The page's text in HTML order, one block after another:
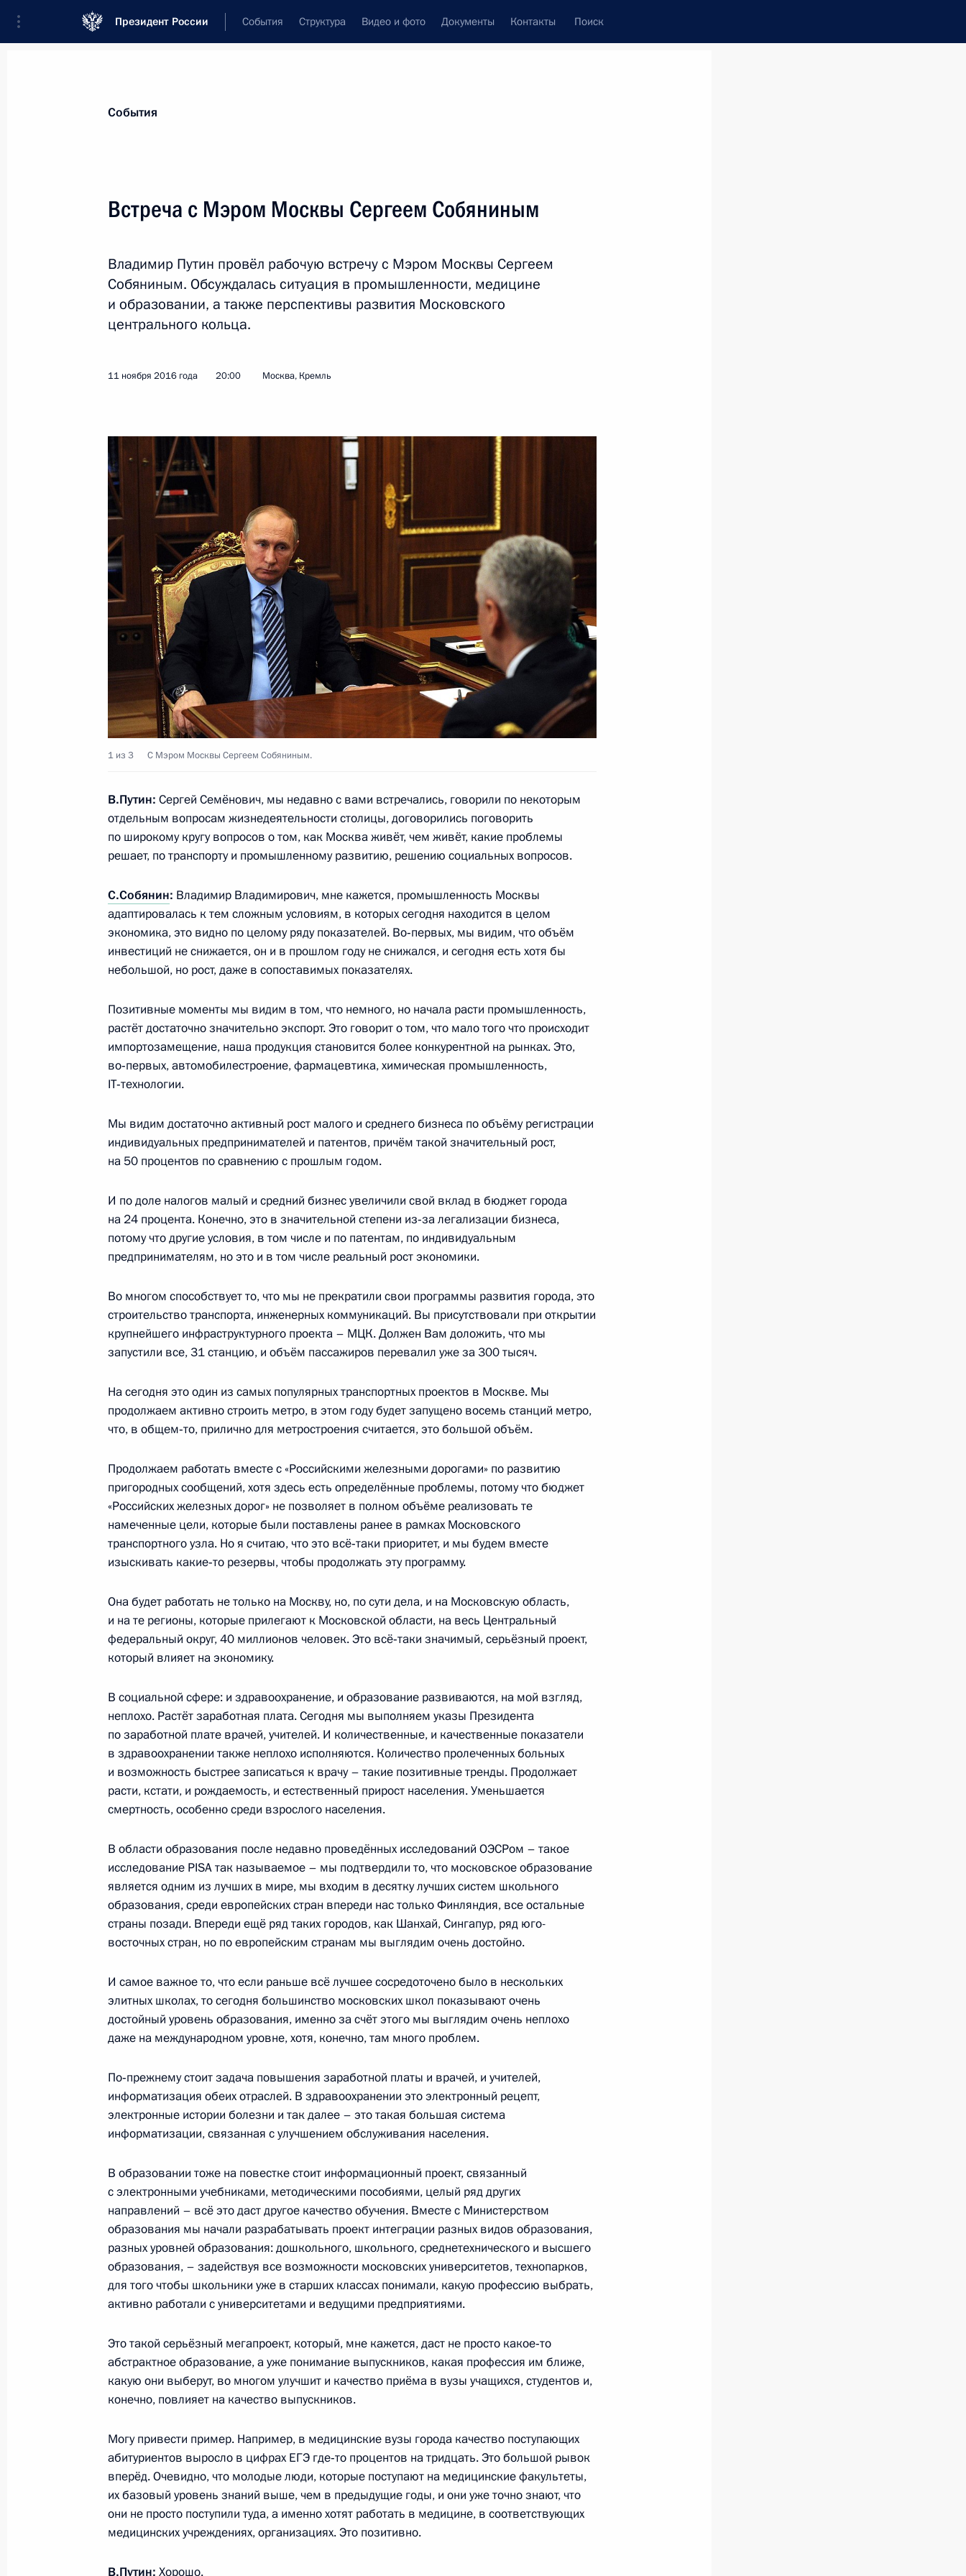
Президент России События Структура Видео и фото Документы Контакты Поиск
Лента событий Подписаться на ленту
Совещание с членами Правительства
4 июня 2019 года, 17:00
Встреча с мэром Москвы Сергеем Собяниным
22 октября 2018 года, 17:00
Инаугурация мэра Москвы
18 сентября 2018 года, 13:15
Рабочая встреча с мэром Москвы Сергеем Собяниным
Посещение павильона «Космос» на ВДНХ
Встреча с мэром Москвы Сергеем Собяниным и главой РЖД
Олегом Белозёровым
Заседание президиума Совета по противодействию коррупции
27 октября 2017 года, 17:00
Заседание президиума Госсовета по вопросам комплексного
развития пассажирских перевозок
Заседание Совета по стратегическому развитию и приоритетным
проектам
5 июля 2017 года, 15:30
Совместное заседание Госсовета и Комиссии по мониторингу
развития
4 мая 2017 года, 14:45
Встреча с мэром Москвы Сергеем Собяниным
21 февраля 2017 года, 15:15
11 ноября 2016 года, 20:00
Открытие Московского центрального кольца
10 сентября 2016 года, 12:30
Встреча с Сергеем Собяниным и Владимиром Мединским
Перечень поручений по вопросам сохранения Новодевичьего
монастыря
24 мая 2016 года, 14:00
15 апреля 2016 года, 14:45
Заседание президиума Госсовета по вопросам безопасности
14 марта 2016 года, 17:30
Президента в Центральном федеральном округе и Общественной
палаты ЦФО
17 февраля 2016 года, 15:00
Расширенное заседание Коллегии Федеральной налоговой
службы
Рабочая встреча с мэром Москвы Сергеем Собяниным
4 августа Владимир Путин посетит ВДНХ
3 августа 2015 года, 15:00
События
Встреча с Мэром Москвы Сергеем Собяниным
Владимир Путин провёл рабочую встречу с Мэром Москвы Сергеем
Собяниным. Обсуждалась ситуация в промышленности, медицине
и образовании, а также перспективы развития Московского
центрального кольца.
11 ноября 2016 года 20:00 Москва, Кремль
1 из 3 С Мэром Москвы Сергеем Собяниным.
В.Путин: Сергей Семёнович, мы недавно с вами встречались, говорили по некоторым
отдельным вопросам жизнедеятельности столицы, договорились поговорить
по широкому кругу вопросов о том, как Москва живёт, чем живёт, какие проблемы
решает, по транспорту и промышленному развитию, решению социальных вопросов.
С.Собянин: Владимир Владимирович, мне кажется, промышленность Москвы
адаптировалась к тем сложным условиям, в которых сегодня находится в целом
экономика, это видно по целому ряду показателей. Во‑первых, мы видим, что объём
инвестиций не снижается, он и в прошлом году не снижался, и сегодня есть хотя бы
небольшой, но рост, даже в сопоставимых показателях.
Позитивные моменты мы видим в том, что немного, но начала расти промышленность,
растёт достаточно значительно экспорт. Это говорит о том, что мало того что происходит
импортозамещение, наша продукция становится более конкурентной на рынках. Это,
во‑первых, автомобилестроение, фармацевтика, химическая промышленность,
IT‑технологии.
Мы видим достаточно активный рост малого и среднего бизнеса по объёму регистрации
индивидуальных предпринимателей и патентов, причём такой значительный рост,
на 50 процентов по сравнению с прошлым годом.
И по доле налогов малый и средний бизнес увеличили свой вклад в бюджет города
на 24 процента. Конечно, это в значительной степени из‑за легализации бизнеса,
потому что другие условия, в том числе и по патентам, по индивидуальным
предпринимателям, но это и в том числе реальный рост экономики.
Во многом способствует то, что мы не прекратили свои программы развития города, это
строительство транспорта, инженерных коммуникаций. Вы присутствовали при открытии
крупнейшего инфраструктурного проекта – МЦК. Должен Вам доложить, что мы
запустили все, 31 станцию, и объём пассажиров перевалил уже за 300 тысяч.
На сегодня это один из самых популярных транспортных проектов в Москве. Мы
продолжаем активно строить метро, в этом году будет запущено восемь станций метро,
что, в общем‑то, прилично для метростроения считается, это большой объём.
Продолжаем работать вместе с «Российскими железными дорогами» по развитию
пригородных сообщений, хотя здесь есть определённые проблемы, потому что бюджет
«Российских железных дорог» не позволяет в полном объёме реализовать те
намеченные цели, которые были поставлены ранее в рамках Московского
транспортного узла. Но я считаю, что это всё‑таки приоритет, и мы будем вместе
изыскивать какие‑то резервы, чтобы продолжать эту программу.
Она будет работать не только на Москву, но, по сути дела, и на Московскую область,
и на те регионы, которые прилегают к Московской области, на весь Центральный
федеральный округ, 40 миллионов человек. Это всё‑таки значимый, серьёзный проект,
который влияет на экономику.
В социальной сфере: и здравоохранение, и образование развиваются, на мой взгляд,
неплохо. Растёт заработная плата. Сегодня мы выполняем указы Президента
по заработной плате врачей, учителей. И количественные, и качественные показатели
в здравоохранении также неплохо исполняются. Количество пролеченных больных
и возможность быстрее записаться к врачу – такие позитивные тренды. Продолжает
расти, кстати, и рождаемость, и естественный прирост населения. Уменьшается
смертность, особенно среди взрослого населения.
В области образования после недавно проведённых исследований ОЭСРом – такое
исследование PISA так называемое – мы подтвердили то, что московское образование
является одним из лучших в мире, мы входим в десятку лучших систем школьного
образования, среди европейских стран впереди нас только Финляндия, все остальные
страны позади. Впереди ещё ряд таких городов, как Шанхай, Сингапур, ряд юго-
восточных стран, но по европейским странам мы выглядим очень достойно.
И самое важное то, что если раньше всё лучшее сосредоточено было в нескольких
элитных школах, то сегодня большинство московских школ показывают очень
достойный уровень образования, именно за счёт этого мы выглядим очень неплохо
даже на международном уровне, хотя, конечно, там много проблем.
По‑прежнему стоит задача повышения заработной платы и врачей, и учителей,
информатизация обеих отраслей. В здравоохранении это электронный рецепт,
электронные истории болезни и так далее – это такая большая система
информатизации, связанная с улучшением обслуживания населения.
В образовании тоже на повестке стоит информационный проект, связанный
с электронными учебниками, методическими пособиями, целый ряд других
направлений – всё это даст другое качество обучения. Вместе с Министерством
образования мы начали разрабатывать проект интеграции разных видов образования,
разных уровней образования: дошкольного, школьного, среднетехнического и высшего
образования, – задействуя все возможности московских университетов, технопарков,
для того чтобы школьники уже в старших классах понимали, какую профессию выбрать,
активно работали с университетами и ведущими предприятиями.
Это такой серьёзный мегапроект, который, мне кажется, даст не просто какое‑то
абстрактное образование, а уже понимание выпускников, какая профессия им ближе,
какую они выберут, во многом улучшит и качество приёма в вузы учащихся, студентов и,
конечно, повлияет на качество выпускников.
Могу привести пример. Например, в медицинские вузы города качество поступающих
абитуриентов выросло в цифрах ЕГЭ где‑то процентов на тридцать. Это большой рывок
вперёд. Очевидно, что молодые люди, которые поступают на медицинские факультеты,
их базовый уровень знаний выше, чем в предыдущие годы, и они уже точно знают, что
они не просто поступили туда, а именно хотят работать в медицине, в соответствующих
медицинских учреждениях, организациях. Это позитивно.
В.Путин: Хорошо.